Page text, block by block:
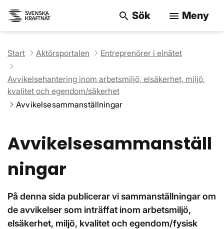
search Sök menu Meny
Start Aktörsportalen Entreprenörer i elnätet
Avvikelsehantering inom arbetsmiljö, elsäkerhet, miljö,
kvalitet och egendom/säkerhet
Avvikelsesammanställningar
Avvikelsesammanställ
ningar
På denna sida publicerar vi sammanställningar om
de avvikelser som inträffat inom arbetsmiljö,
elsäkerhet, miljö, kvalitet och egendom/fysisk